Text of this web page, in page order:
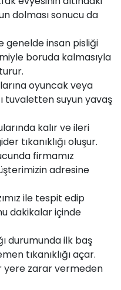
dolması sonucu da
genelde insan pisliği
boruda kalmasıyla
oyuncak veya
tuvaletten suyun yavaş
kalır ve ileri
tıkanıklığı oluşur.
firmamız
adresine
ile tespit edip
dakikalar içinde
durumunda ilk baş
tıkanıklığı açar.
yere zarar vermeden